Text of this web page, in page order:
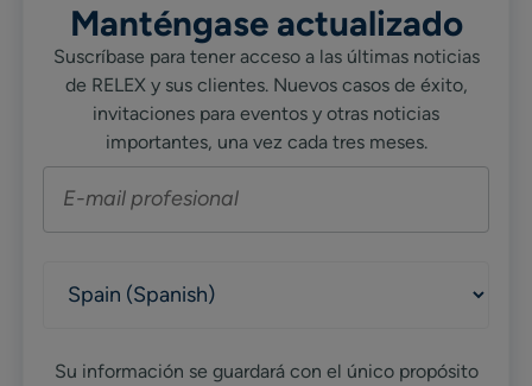
Manténgase actualizado
Suscríbase para tener acceso a las últimas noticias
de RELEX y sus clientes. Nuevos casos de éxito,
invitaciones para eventos y otras noticias
importantes, una vez cada tres meses.
Su información se guardará con el único propósito